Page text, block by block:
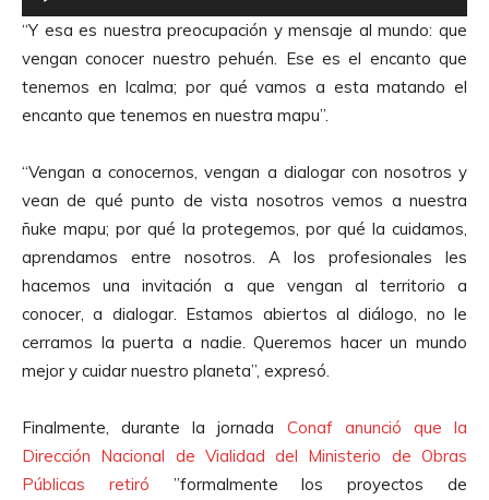
e
r
o
d
t
o
r
d
e
A
u
i
o
“Y esa es nuestra preocupación y mensaje al mundo: que
vengan conocer nuestro pehuén. Ese es el encanto que
tenemos en Icalma; por qué vamos a esta matando el
encanto que tenemos en nuestra mapu”.
“Vengan a conocernos, vengan a dialogar con nosotros y
vean de qué punto de vista nosotros vemos a nuestra
ñuke mapu; por qué la protegemos, por qué la cuidamos,
aprendamos entre nosotros. A los profesionales les
hacemos una invitación a que vengan al territorio a
conocer, a dialogar. Estamos abiertos al diálogo, no le
cerramos la puerta a nadie. Queremos hacer un mundo
mejor y cuidar nuestro planeta”, expresó.
Finalmente, durante la jornada Conaf anunció que la
Dirección Nacional de Vialidad del Ministerio de Obras
Públicas retiró ”formalmente los proyectos de